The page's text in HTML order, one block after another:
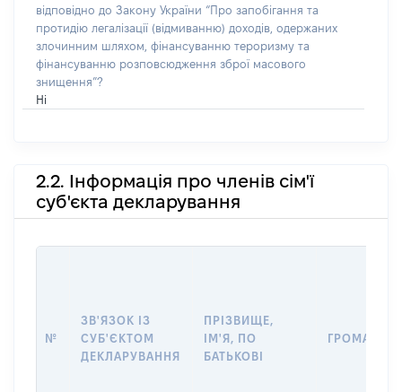
відповідно до Закону України “Про запобігання та
протидію легалізації (відмиванню) доходів, одержаних
злочинним шляхом, фінансуванню тероризму та
фінансуванню розповсюдження зброї масового
знищення”?
Ні
2.2. Інформація про членів сім'ї
суб'єкта декларування
№
ЗВ'ЯЗОК ІЗ
СУБ'ЄКТОМ
ДЕКЛАРУВАННЯ
ПРІЗВИЩЕ,
ІМ'Я, ПО
БАТЬКОВІ